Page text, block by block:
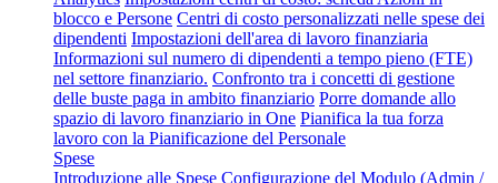
blocco e Persone Centri di costo personalizzati nelle spese dei
dipendenti Impostazioni dell'area di lavoro finanziaria
Informazioni sul numero di dipendenti a tempo pieno (FTE)
nel settore finanziario. Confronto tra i concetti di gestione
delle buste paga in ambito finanziario Porre domande allo
spazio di lavoro finanziario in One Pianifica la tua forza
lavoro con la Pianificazione del Personale
Spese
Introduzione alle Spese Configurazione del Modulo (Admin /